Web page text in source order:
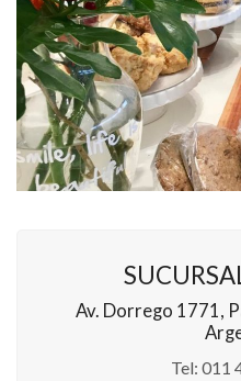
Av. Dorrego 1771,
Tel: 011